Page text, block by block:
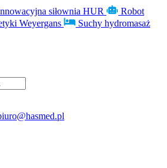
siłownia HUR
Robot
Weyergans Suchy hydromasaż